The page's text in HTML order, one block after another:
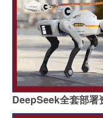
DeepSeek全套部署